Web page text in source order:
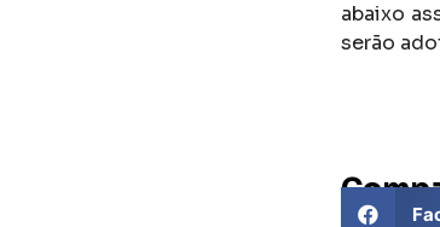
abaixo
serão